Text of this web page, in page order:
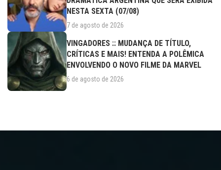
NESTA SEXTA (07/08)
7 de agosto de 2026
VINGADORES :: MUDANÇA DE TÍTULO,
CRÍTICAS E MAIS! ENTENDA A POLÊMICA
ENVOLVENDO O NOVO FILME DA MARVEL
6 de agosto de 2026